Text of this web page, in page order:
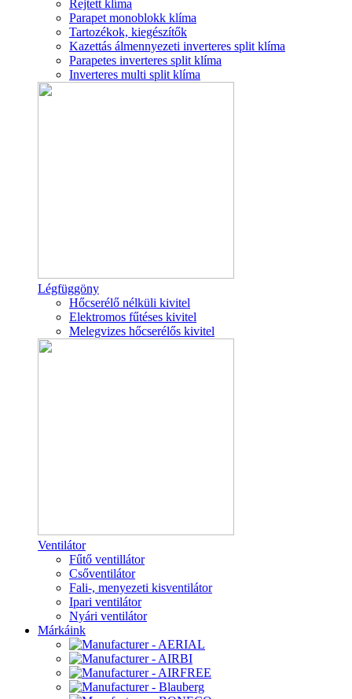
Rejtett klíma
Parapet monoblokk klíma
Tartozékok, kiegészítők
Kazettás álmennyezeti inverteres split klíma
Parapetes inverteres split klíma
Inverteres multi split klíma
Légfüggöny
Hőcserélő nélküli kivitel
Elektromos fűtéses kivitel
Melegvizes hőcserélős kivitel
Ventilátor
Fűtő ventillátor
Csőventilátor
Fali-, menyezeti kisventilátor
Ipari ventilátor
Nyári ventilátor
Márkáink